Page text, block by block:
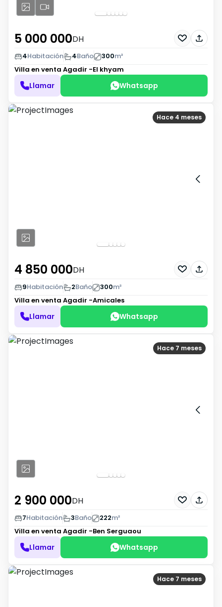
5 000 000DH
4Habitación 4Baño 300m²
Villa en venta Agadir -El khyam
Llamar Whatsapp
Hace 4 meses
4 850 000DH
9Habitación 2Baño 300m²
Villa en venta Agadir -Amicales
Llamar Whatsapp
Hace 7 meses
2 900 000DH
7Habitación 3Baño 222m²
Villa en venta Agadir -Ben Serguaou
Llamar Whatsapp
Hace 7 meses